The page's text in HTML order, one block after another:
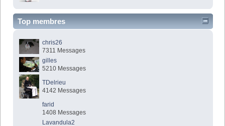
Top membres
chris26
7311 Messages
gilles
5210 Messages
TDelrieu
4142 Messages
farid
1408 Messages
Lavandula2